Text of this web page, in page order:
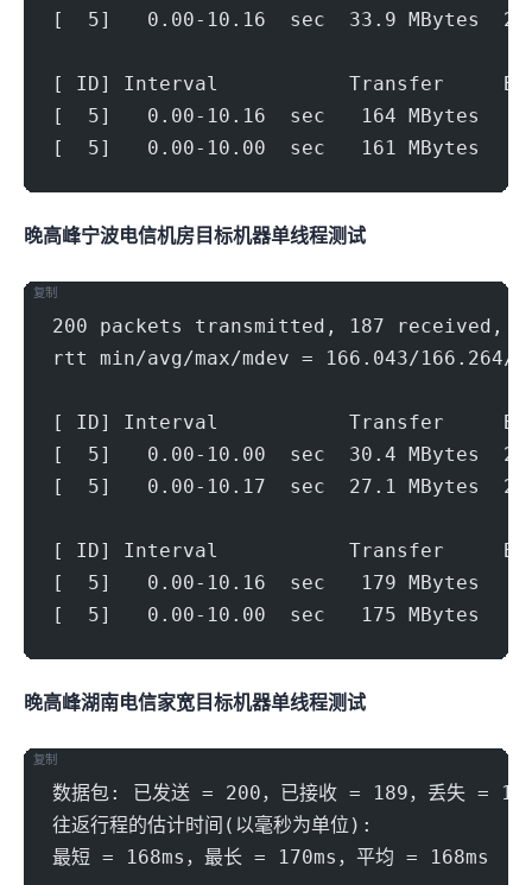
[  5]   0.00-10.16  sec  33.9 MBytes
[ ID] Interval           Transfer
[  5]   0.00-10.16  sec   164 MBytes
[  5]   0.00-10.00  sec   161 MBytes
晚高峰宁波电信机房(500Mbps)目标机器 IPERF3单线程测试
200 packets transmitted, 187 received,
rtt min/avg/max/mdev = 166.043/166.264/
[ ID] Interval           Transfer
[  5]   0.00-10.00  sec  30.4 MBytes
[  5]   0.00-10.17  sec  27.1 MBytes
[ ID] Interval           Transfer
[  5]   0.00-10.16  sec   179 MBytes
[  5]   0.00-10.00  sec   175 MBytes
复制
晚高峰湖南电信家宽(1000Mbps)目标机器 IPERF3单线程测试
数据包: 已发送 = 200，已接收 = 189，丢失 =
往返行程的估计时间(以毫秒为单位):
最短 = 168ms，最长 = 170ms，平均 = 168ms
复制